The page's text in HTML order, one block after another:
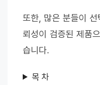
또한, 많은 분들이
뢰성이 검증된 제품
습니다.
목 차